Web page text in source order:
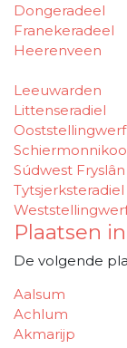
Dongeradeel
Franekeradeel
Heerenveen
Leeuwarden
Littenseradiel
Ooststellingwerf
Súdwest Fryslân
Tytsjerksteradiel
Plaatsen
De volgende
Aalsum
Achlum
Akmarijp